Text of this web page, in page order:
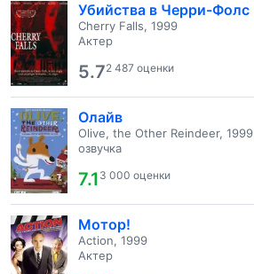
Убийства в Черри-Фолс
Cherry Falls, 1999
Актер
5.72 487 оценки
Олайв
Olive, the Other Reindeer, 1999
озвучка
7.1 3 000 оценки
Мотор!
Action, 1999
Актер